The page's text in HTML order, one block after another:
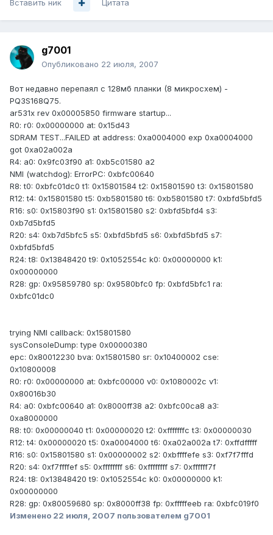
Вставить ник Цитата
g7001
Опубликовано 22 июля, 2007
Вот недавно перепаял с 128мб планки (8 микросхем) -
PQ3S168Q75.
ar531x rev 0x00005850 firmware startup...
R0: r0: 0x00000000 at: 0x15d43
SDRAM TEST...FAILED at address: 0xa0004000 exp 0xa0004000
got 0xa02a002a
R4: a0: 0x9fc03f90 a1: 0xb5c01580 a2
NMI (watchdog): ErrorPC: 0xbfc00640
R8: t0: 0xbfc01dc0 t1: 0x15801584 t2: 0x15801590 t3: 0x15801580
R12: t4: 0x15801580 t5: 0xb5801580 t6: 0xb5801580 t7: 0xbfd5bfd5
R16: s0: 0x15803f90 s1: 0x15801580 s2: 0xbfd5bfd4 s3:
0xb7d5bfd5
R20: s4: 0xb7d5bfc5 s5: 0xbfd5bfd5 s6: 0xbfd5bfd5 s7:
0xbfd5bfd5
R24: t8: 0x13848420 t9: 0x1052554c k0: 0x00000000 k1:
0x00000000
R28: gp: 0x95859780 sp: 0x9580bfc0 fp: 0xbfd5bfc1 ra:
0xbfc01dc0
trying NMI callback: 0x15801580
sysConsoleDump: type 0x00000380
epc: 0x80012230 bva: 0x15801580 sr: 0x10400002 cse:
0x10800008
R0: r0: 0x00000000 at: 0xbfc00000 v0: 0x1080002c v1:
0x80016b30
R4: a0: 0xbfc00640 a1: 0x8000ff38 a2: 0xbfc00ca8 a3:
0xa8000000
R8: t0: 0x00000040 t1: 0x00000020 t2: 0xfffffffc t3: 0x00000030
R12: t4: 0x00000020 t5: 0xa0004000 t6: 0xa02a002a t7: 0xffdfffff
R16: s0: 0x15801580 s1: 0x00000002 s2: 0xbffffefe s3: 0xf7f7fffd
R20: s4: 0xf7ffffef s5: 0xffffffff s6: 0xffffffff s7: 0xffffff7f
R24: t8: 0x13848420 t9: 0x1052554c k0: 0x00000000 k1:
0x00000000
R28: gp: 0x80059680 sp: 0x8000ff38 fp: 0xfffffeeb ra: 0xbfc019f0
Изменено 22 июля, 2007 пользователем g7001